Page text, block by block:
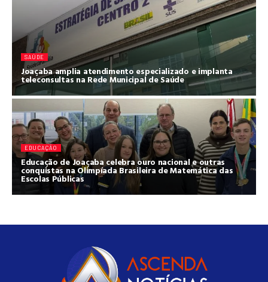
SAÚDE
Joaçaba amplia atendimento especializado e implanta
teleconsultas na Rede Municipal de Saúde
EDUCAÇÃO
Educação de Joaçaba celebra ouro nacional e outras
conquistas na Olimpíada Brasileira de Matemática das
Escolas Públicas